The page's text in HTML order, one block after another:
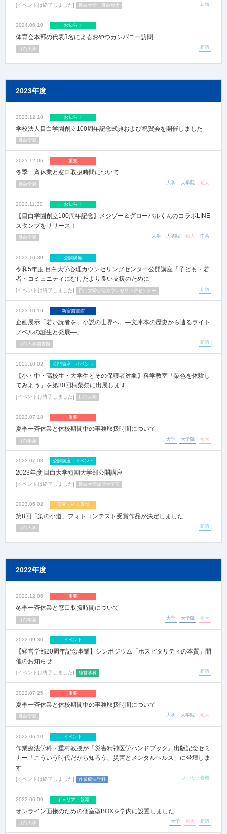
イベントは終了しました 新宿
目白大学・目白短大
2024.06.10 お知らせ
体育会本部の代表3名によるおやつカンパニー訪問
新宿
目白大学
2023年度
2023.12.18 お知らせ
学校法人目白学園創立100周年記念式典および祝賀会を開催しました
目白学園
2023.12.06 重要
冬季一斉休業と窓口取扱時間について
大学 大学院 短大
目白学園
2023.11.30 お知らせ
【目白学園創立100周年記念】メジゾー＆グローバルくんのコラボLINE
スタンプをリリース！
大学 大学院 短大 中高
目白学園
2023.10.30 公開講座
令和5年度 目白大学心理カウンセリングセンター公開講座「子ども・若
者・コミュニティにむけたより良い支援のために」
イベントは終了しました 新宿
目白大学心理カウンセリングセンター
2023.10.19 新宿図書館
企画展示「若い読者を、小説の世界へ。―文庫本の歴史から辿るライト
ノベルの誕生と発展―」
新宿
目白大学図書館
2023.10.02 公開講座・イベント
【小・中・高校生・大学生とその保護者対象】科学教室「染色を体験し
てみよう」を第30回桐榮祭に出展します
イベントは終了しました 目白大学
2023.07.18 重要
夏季一斉休業と休校期間中の事務取扱時間について
大学 大学院 短大
目白学園
2023.07.03 公開講座・イベント
2023年度 目白大学短期大学部公開講座
イベントは終了しました 目白大学短期大学部
2023.05.02 研究・社会貢献
第8回「染の小道」フォトコンテスト受賞作品が決定しました
新宿
目白大学
2022年度
2022.12.06 重要
冬季一斉休業と窓口取扱時間について
大学 大学院 短大
目白学園
2022.09.30 イベント
【経営学部20周年記念事業】シンポジウム「ホスピタリティの本質」開
催のお知らせ
イベントは終了しました 新宿
経営学科
2022.07.25 重要
夏季一斉休業と休校期間中の事務取扱時間について
大学 大学院 短大
目白学園
2022.06.10 イベント
作業療法学科・重村教授が『災害精神医学ハンドブック』出版記念セミ
ナー「こういう時代だから知ろう、災害とメンタルヘルス」に登壇しま
す
イベントは終了しました さいたま岩槻
作業療法学科
2022.06.09 キャリア・就職
オンライン面接のための個室型BOXを学内に設置しました
大学 短大 新宿
目白大学